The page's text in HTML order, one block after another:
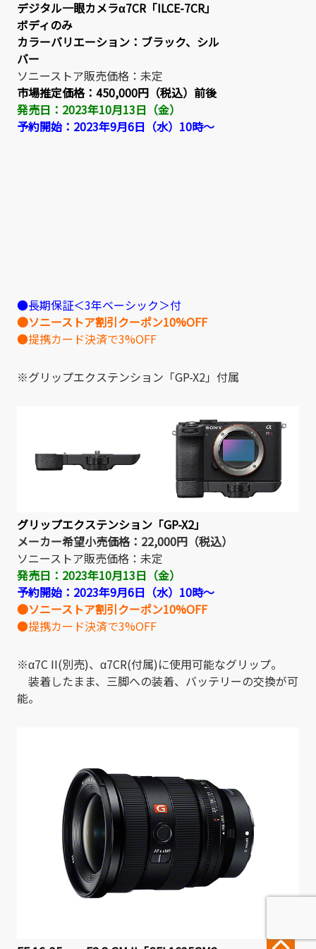
デジタル一眼カメラα7CR「ILCE-7CR」
ボディのみ
カラーバリエーション：ブラック、シル
バー
ソニーストア販売価格：未定
市場推定価格： 450,000円（税込）前後
発売日：2023年10月13日（金）
予約開始：2023年9月6日（水）10時～
●長期保証＜3年ベーシック＞付
●ソニーストア割引クーポン10%OFF
●提携カード決済で3%OFF
※グリップエクステンション「GP-X2」付属
グリップエクステンション「GP-X2」
メーカー希望小売価格：22,000円（税込）
ソニーストア販売価格： 未定
発売日：2023年10月13日（金）
予約開始：2023年9月6日（水）10時～
●ソニーストア割引クーポン10%OFF
●提携カード決済で3%OFF
※α7C II(別売)、α7CR(付属)に使用可能なグリップ。
装着したまま、三脚への装着、バッテリーの交換が可
能。